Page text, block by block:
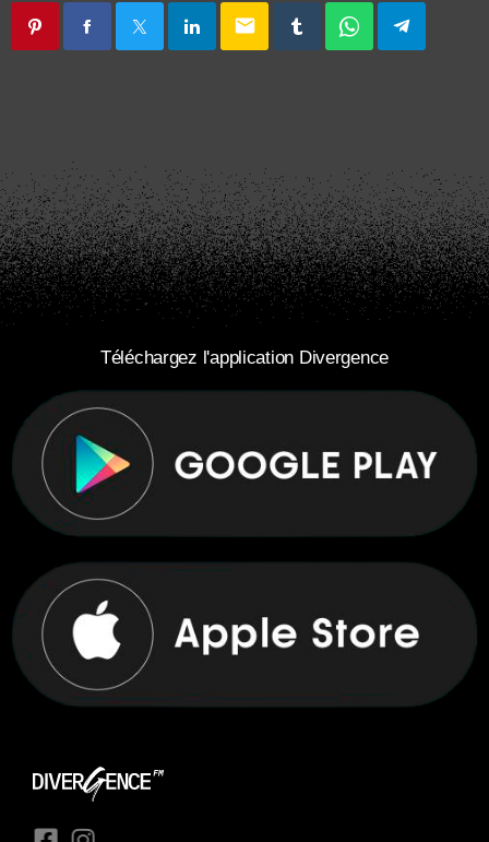
email
Téléchargez l'application Divergence